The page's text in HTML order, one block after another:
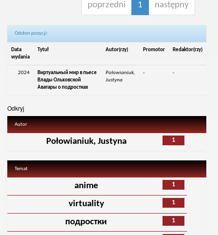
poprzedni 1 następny
Odsłon pozycji:
Data
wydania
Tytuł Autor(rzy) Promotor Redaktor(rzy)
2024
Виртуальный мир в пьесе
Влады Ольховской
Аватары о подростках
Połowianiuk,
Justyna
- -
Odkryj
Autor
1
Połowianiuk, Justyna
Temat
1
anime
1
virtuality
1
подростки